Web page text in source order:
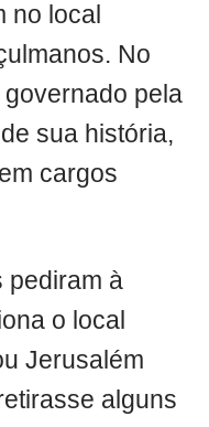
no local
No
pela
sua história,
cargos
pediram à
o local
Jerusalém
alguns